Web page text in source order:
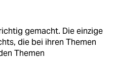
gemacht. Die einzige
die bei ihren Themen
Themen